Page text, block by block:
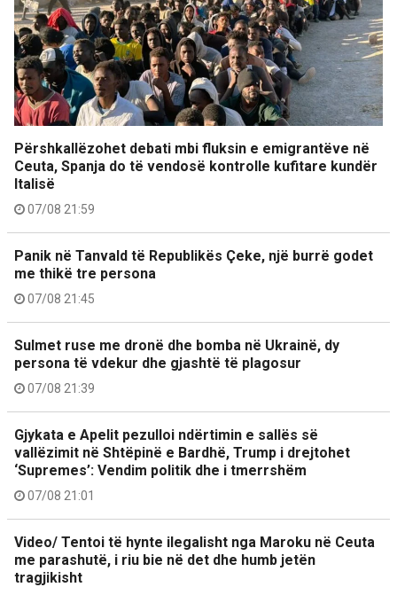
Përshkallëzohet debati mbi fluksin e emigrantëve në
Ceuta, Spanja do të vendosë kontrolle kufitare kundër
Italisë
07/08 21:59
Panik në Tanvald të Republikës Çeke, një burrë godet
me thikë tre persona
07/08 21:45
Sulmet ruse me dronë dhe bomba në Ukrainë, dy
persona të vdekur dhe gjashtë të plagosur
07/08 21:39
Gjykata e Apelit pezulloi ndërtimin e sallës së
vallëzimit në Shtëpinë e Bardhë, Trump i drejtohet
‘Supremes’: Vendim politik dhe i tmerrshëm
07/08 21:01
Video/ Tentoi të hynte ilegalisht nga Maroku në Ceuta
me parashutë, i riu bie në det dhe humb jetën
tragjikisht